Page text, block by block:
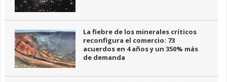
La fiebre de los minerales críticos
reconfigura el comercio: 73
acuerdos en 4 años y un 350% más
de demanda